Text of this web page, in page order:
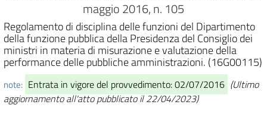
maggio 2016, n. 105
Regolamento di disciplina delle funzioni del Dipartimento
della funzione pubblica della Presidenza del Consiglio dei
ministri in materia di misurazione e valutazione della
performance delle pubbliche amministrazioni. (16G00115)
note: Entrata in vigore del provvedimento: 02/07/2016 (Ultimo
aggiornamento all'atto pubblicato il 22/04/2023)